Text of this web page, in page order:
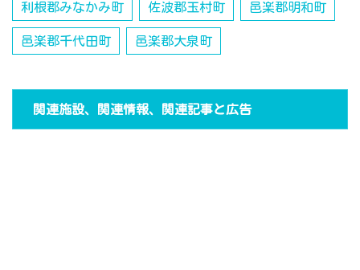
利根郡みなかみ町 佐波郡玉村町 邑楽郡明和町
邑楽郡千代田町 邑楽郡大泉町
関連施設、関連情報、関連記事と広告